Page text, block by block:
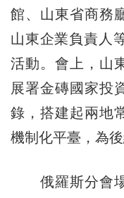
館、山東省商務
山東企業負責人
活動。會上，山
展署金磚國家投
錄，搭建起兩地
機制化平臺，為
俄羅斯分會場